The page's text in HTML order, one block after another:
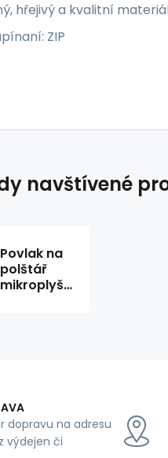
hřejivý a kvalitní
navštívené
Povlak na
polštář
mikroplyš
dopravu na adresu
výdejen či